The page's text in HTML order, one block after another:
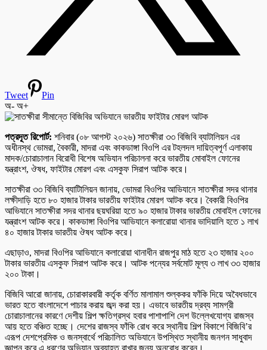
Tweet
Pin
অ- অ+
পত্রদূত রিপোর্ট: শনিবার (০৮ আগস্ট ২০২৬) সাতক্ষীরা ৩৩ বিজিবি ব্যাটালিয়ন এর
অধীনস্থ ভোমরা, বৈকারী, মাদরা এবং কাকডাঙ্গা বিওপি এর টহলদল দায়িত্বপূর্ণ এলাকায়
মাদক/চোরাচালান বিরোধী বিশেষ অভিযান পরিচালনা করে ভারতীয় মোবাইল ফোনের
যন্ত্রাংশ, ঔষধ, ফাইটার মোরগ এবং এসকুফ সিরাপ আটক করে।
সাতক্ষীরা ৩৩ বিজিবি ব্যাটিালিয়ন জানায়, ভোমরা বিওপির আভিযানে সাতক্ষীরা সদর থানার
লক্ষীদাড়ি হতে ৮০ হাজার টাকার ভারতীয় ফাইটার মোরগ আটক করে। বৈকারী বিওপির
আভিযানে সাতক্ষীরা সদর থানার ছয়ঘরিয়া হতে ৯০ হাজার টাকার ভারতীয় মোবাইল ফোনের
যন্ত্রাংশ আটক করে। কাকডাঙ্গা বিওপির আভিযানে কলারোয়া থানার ভাদিয়ালি হতে ১ লাখ
৪০ হাজার টাকার ভারতীয় ঔষধ আটক করে।
এছাড়াও, মাদরা বিওপির আভিযানে কলারোয়া থানাধীন রাজপুর মাঠ হতে ২৩ হাজার ২০০
টাকার ভারতীয় এসকুফ সিরাপ আটক করে। আটক পন্যের সর্বমোট মূল্য ৩ লাখ ৩৩ হাজার
২০০ টাকা।
বিজিবি আরো জানায়, চোরাকারবারী কর্তৃক বর্ণিত মালামাল শুল্ককর ফাঁকি দিয়ে অবৈধভাবে
ভারত হতে বাংলাদেশে পাচার করায় জব্দ করা হয়। এভাবে ভারতীয় দ্রব্য সামগ্রী
চোরাচালানের কারণে দেশীয় শিল্প ক্ষতিগ্রস্থ হবার পাশাপাশি দেশ উল্লেখযোগ্য রাজস্ব
আয় হতে বঞ্চিত হচ্ছে। দেশের রাজস্ব ফাঁকি রোধ করে স্থানীয় শিল্প বিকাশে বিজিবি’র
এরূপ দেশপ্রেমিক ও জনস্বার্থে পরিচালিত অভিযানে উপস্থিত স্থানীয় জনগন সাধুবাদ